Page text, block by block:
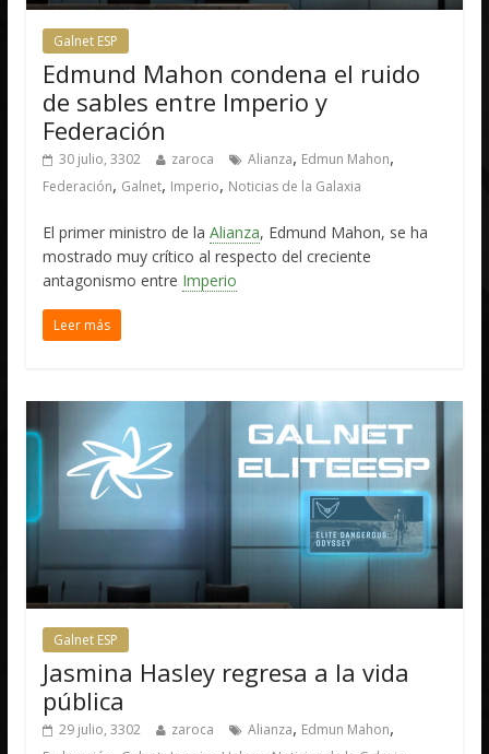
Galnet ESP
Edmund Mahon condena el ruido
de sables entre Imperio y
Federación
30 julio, 3302 zaroca Alianza, Edmun Mahon,
Federación, Galnet, Imperio, Noticias de la Galaxia
El primer ministro de laAlianza, Edmund Mahon, se ha
mostrado muy crítico al respecto del creciente
antagonismo entre Imperio
Leer más
Galnet ESP
Jasmina Hasley regresa a la vida
pública
29 julio, 3302 zaroca Alianza, Edmun Mahon,